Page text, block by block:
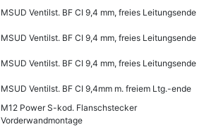
MSUD Ventilst. BF CI 9,4 mm, freies Leitungsende
MSUD Ventilst. BF CI 9,4 mm, freies Leitungsende
MSUD Ventilst. BF CI 9,4 mm, freies Leitungsende
MSUD Ventilst. BF CI 9,4mm m. freiem Ltg.-ende
M12 Power S-kod. Flanschstecker
Vorderwandmontage